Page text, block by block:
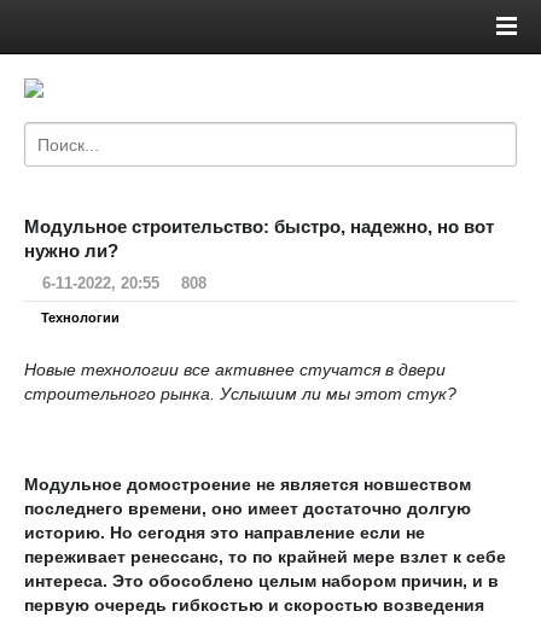
Модульное строительство: быстро, надежно, но вот
нужно ли?
6-11-2022, 20:55 808
Технологии
Новые технологии все активнее стучатся в двери
строительного рынка. Услышим ли мы этот стук?
Модульное домостроение не является новшеством
последнего времени, оно имеет достаточно долгую
историю. Но сегодня это направление если не
переживает ренессанс, то по крайней мере взлет к себе
интереса. Это обособлено целым набором причин, и в
первую очередь гибкостью и скоростью возведения